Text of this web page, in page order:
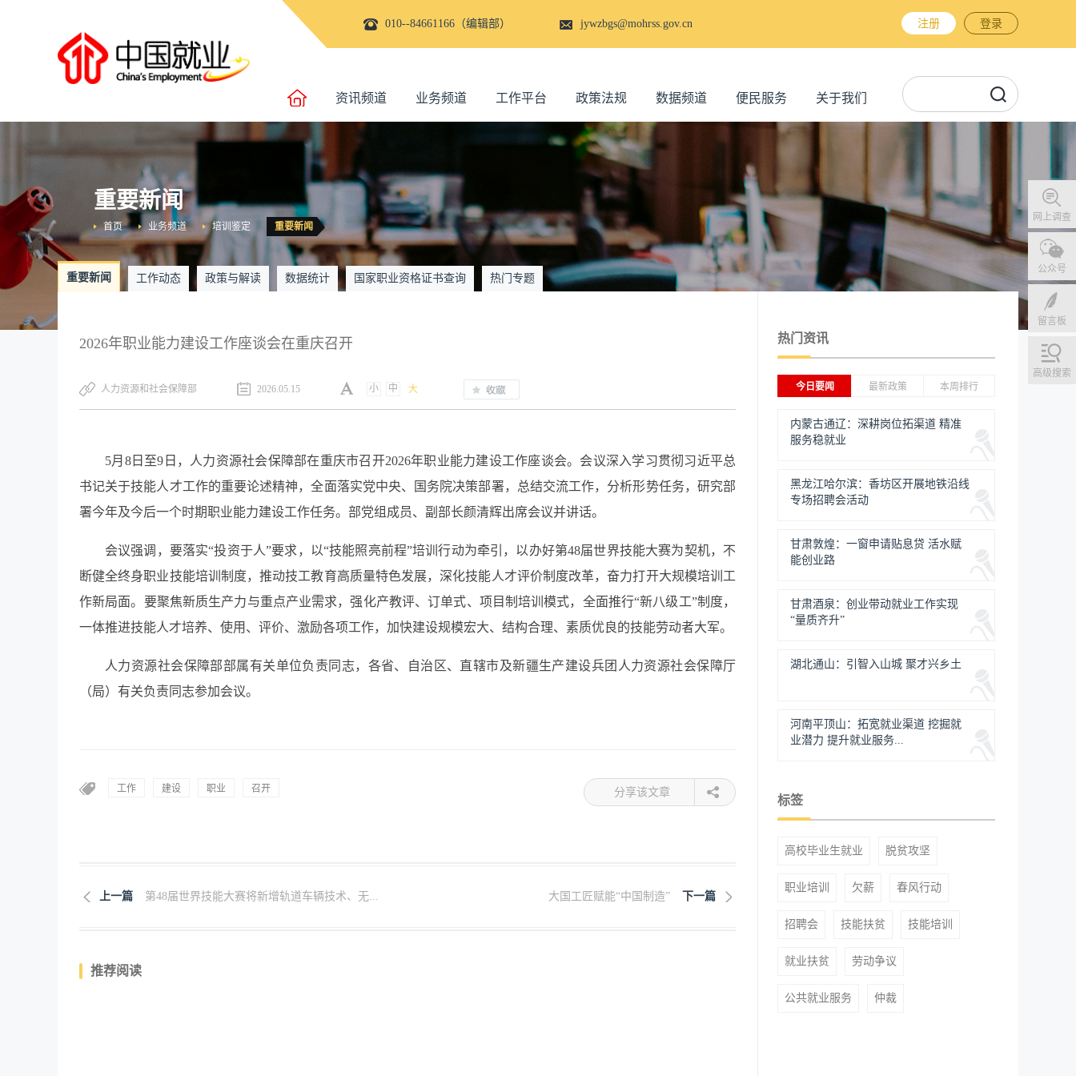
010--84661166（编辑部） jywzbgs@mohrss.gov.cn 注册 登录
资讯频道 业务频道 工作平台 政策法规 数据频道 便民服务 关于我们
网上调查
公众号
留言板
高级搜索
重要新闻
重要新闻
培训鉴定
业务频道
首页
重要新闻 工作动态 政策与解读 数据统计 国家职业资格证书查询 热门专题
2026年职业能力建设工作座谈会在重庆召开
人力资源和社会保障部 2026.05.15 小 中 大
5月8日至9日，人力资源社会保障部在重庆市召开2026年职业能力建设工作座谈会。会议深入学习贯彻习近平总
书记关于技能人才工作的重要论述精神，全面落实党中央、国务院决策部署，总结交流工作，分析形势任务，研究部
署今年及今后一个时期职业能力建设工作任务。部党组成员、副部长颜清辉出席会议并讲话。
会议强调，要落实“投资于人”要求，以“技能照亮前程”培训行动为牵引，以办好第48届世界技能大赛为契机，不
断健全终身职业技能培训制度，推动技工教育高质量特色发展，深化技能人才评价制度改革，奋力打开大规模培训工
作新局面。要聚焦新质生产力与重点产业需求，强化产教评、订单式、项目制培训模式，全面推行“新八级工”制度，
一体推进技能人才培养、使用、评价、激励各项工作，加快建设规模宏大、结构合理、素质优良的技能劳动者大军。
人力资源社会保障部部属有关单位负责同志，各省、自治区、直辖市及新疆生产建设兵团人力资源社会保障厅
（局）有关负责同志参加会议。
工作 建设 职业 召开 分享该文章
上一篇 第48届世界技能大赛将新增轨道车辆技术、无... 下一篇
大国工匠赋能“中国制造”
推荐阅读
热门资讯
今日要闻 最新政策 本周排行
内蒙古通辽：深耕岗位拓渠道 精准
服务稳就业
黑龙江哈尔滨：香坊区开展地铁沿线
专场招聘会活动
甘肃敦煌：一窗申请贴息贷 活水赋
能创业路
甘肃酒泉：创业带动就业工作实现
“量质齐升”
湖北通山：引智入山城 聚才兴乡土
河南平顶山：拓宽就业渠道 挖掘就
业潜力 提升就业服务...
标签
高校毕业生就业 脱贫攻坚
职业培训 欠薪 春风行动
招聘会 技能扶贫 技能培训
就业扶贫 劳动争议
公共就业服务 仲裁